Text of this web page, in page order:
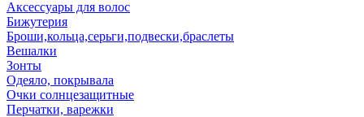
Аксессуары для волос
Бижутерия
Броши,кольца,серьги,подвески,браслеты
Вешалки
Зонты
Одеяло, покрывала
Очки солнцезащитные
Перчатки, варежки